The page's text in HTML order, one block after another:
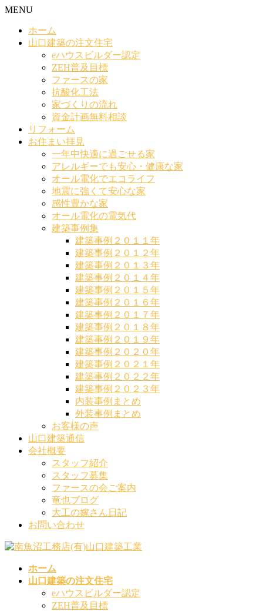
MENU
ホーム
山口建築の注文住宅
eハウスビルダー認定
ZEH普及目標
ファースの家
抗酸化工法
家づくりの流れ
資金計画無料相談
リフォーム
お住まい拝見
一年中快適に過ごせる家
アレルギーでも安心・健康な家
オール電化でエコライフ
地震に強くて安心な家
感性豊かな家
オール電化の電気代
建築事例集
建築事例２０１１年
建築事例２０１２年
建築事例２０１３年
建築事例２０１４年
建築事例２０１５年
建築事例２０１６年
建築事例２０１７年
建築事例２０１８年
建築事例２０１９年
建築事例２０２０年
建築事例２０２１年
建築事例２０２２年
建築事例２０２３年
内装事例まとめ
外装事例まとめ
お客様の声
山口建築通信
会社概要
スタッフ紹介
スタッフ募集
ファースの会ご案内
竜也ブログ
大工の嫁さん日記
お問い合わせ
ホーム
山口建築の注文住宅
eハウスビルダー認定
ZEH普及目標